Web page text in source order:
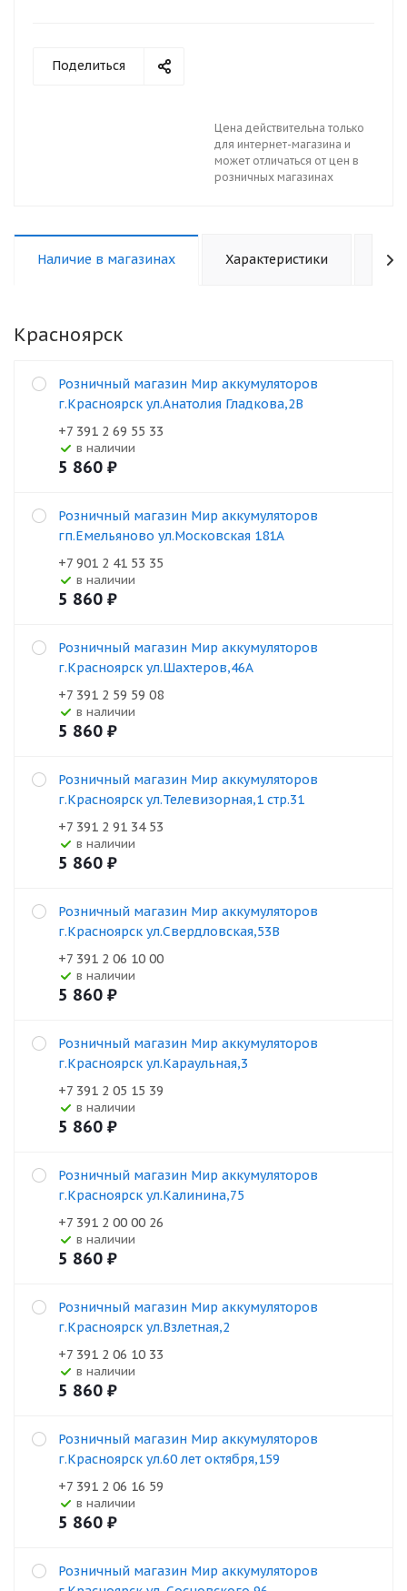
Поделиться
Цена действительна только
для интернет-магазина и
может отличаться от цен в
розничных магазинах
Наличие в магазинах Характеристики
Красноярск
Розничный магазин Мир аккумуляторов
г.Красноярск ул.Анатолия Гладкова,2В
+7 391 2 69 55 33
В наличии
5 860 ₽
Розничный магазин Мир аккумуляторов
гп.Емельяново ул.Московская 181А
+7 901 2 41 53 35
В наличии
5 860 ₽
Розничный магазин Мир аккумуляторов
г.Красноярск ул.Шахтеров,46А
+7 391 2 59 59 08
В наличии
5 860 ₽
Розничный магазин Мир аккумуляторов
г.Красноярск ул.Телевизорная,1 стр.31
+7 391 2 91 34 53
В наличии
5 860 ₽
Розничный магазин Мир аккумуляторов
г.Красноярск ул.Свердловская,53В
+7 391 2 06 10 00
В наличии
5 860 ₽
Розничный магазин Мир аккумуляторов
г.Красноярск ул.Караульная,3
+7 391 2 05 15 39
В наличии
5 860 ₽
Розничный магазин Мир аккумуляторов
г.Красноярск ул.Калинина,75
+7 391 2 00 00 26
В наличии
5 860 ₽
Розничный магазин Мир аккумуляторов
г.Красноярск ул.Взлетная,2
+7 391 2 06 10 33
В наличии
5 860 ₽
Розничный магазин Мир аккумуляторов
г.Красноярск ул.60 лет октября,159
+7 391 2 06 16 59
В наличии
5 860 ₽
Розничный магазин Мир аккумуляторов